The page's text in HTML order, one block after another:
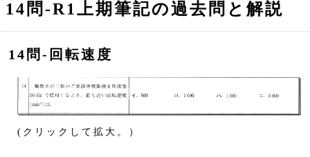
14問‐R1上期筆記の過去問と解説
14問‐回転速度
(クリックして拡大。）